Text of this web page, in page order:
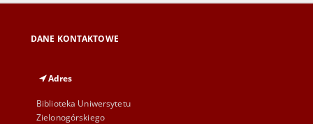
DANE KONTAKTOWE
Adres
Biblioteka Uniwersytetu
Zielonogórskiego